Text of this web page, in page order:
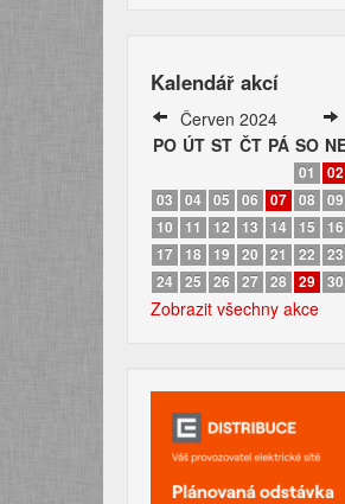
Kalendář akcí
Červen 2024
PO ÚT ST ČT PÁ SO
01
02
03
04 05 06 07 08
09
10
11 12 13 14 15
16
17 18 19 20 21 22
23
24
25 26 27 28 29 30
Zobrazit všechny akce